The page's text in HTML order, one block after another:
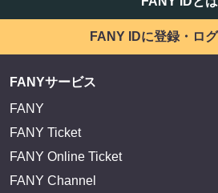
サイトを閲覧する
FANYサービス
FANY